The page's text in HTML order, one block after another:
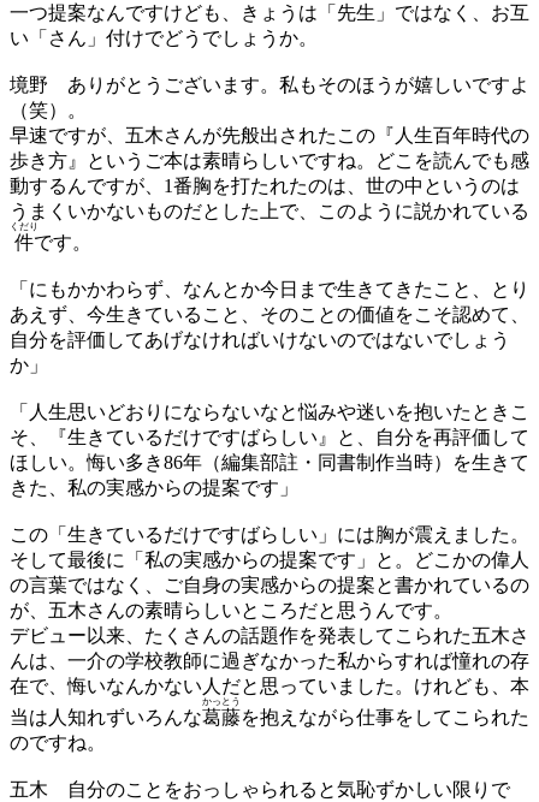
一つ提案なんですけども、きょうは「先生」ではなく、お互
い「さん」付けでどうでしょうか。
境野 ありがとうございます。私もそのほうが嬉しいですよ
（笑）。
早速ですが、五木さんが先般出されたこの『人生百年時代の
歩き方』というご本は素晴らしいですね。どこを読んでも感
動するんですが、1番胸を打たれたのは、世の中というのは
うまくいかないものだとした上で、このように説かれている
件
くだり
です。
「にもかかわらず、なんとか今日まで生きてきたこと、とり
あえず、今生きていること、そのことの価値をこそ認めて、
自分を評価してあげなければいけないのではないでしょう
か」
「人生思いどおりにならないなと悩みや迷いを抱いたときこ
そ、『生きているだけですばらしい』と、自分を再評価して
ほしい。悔い多き86年（編集部註・同書制作当時）を生きて
きた、私の実感からの提案です」
この「生きているだけですばらしい」には胸が震えました。
そして最後に「私の実感からの提案です」と。どこかの偉人
の言葉ではなく、ご自身の実感からの提案と書かれているの
が、五木さんの素晴らしいところだと思うんです。
デビュー以来、たくさんの話題作を発表してこられた五木さ
んは、一介の学校教師に過ぎなかった私からすれば憧れの存
在で、悔いなんかない人だと思っていました。けれども、本
当は人知れずいろんな葛藤
かっとう
を抱えながら仕事をしてこられた
のですね。
五木 自分のことをおっしゃられると気恥ずかしい限りで